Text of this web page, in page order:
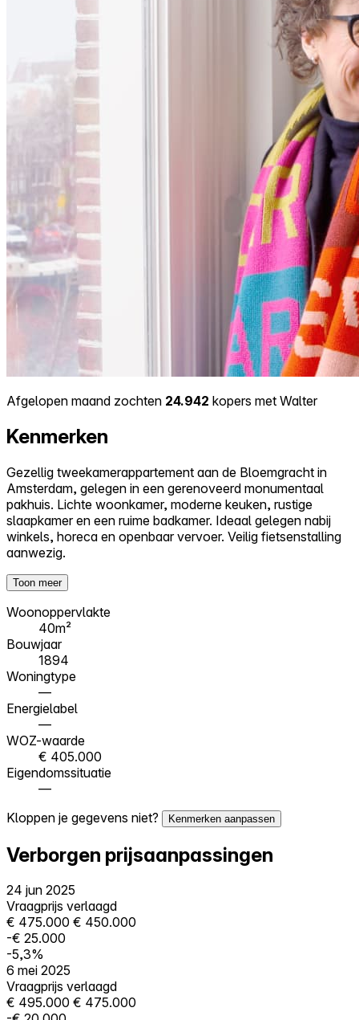
Afgelopen maand zochten 24.942 kopers met Walter
Kenmerken
Gezellig tweekamerappartement aan de Bloemgracht in
Amsterdam, gelegen in een gerenoveerd monumentaal
pakhuis. Lichte woonkamer, moderne keuken, rustige
slaapkamer en een ruime badkamer. Ideaal gelegen nabij
winkels, horeca en openbaar vervoer. Veilig fietsenstalling
aanwezig.
Toon meer
Woonoppervlakte
40m²
Bouwjaar
1894
Woningtype
—
Energielabel
—
WOZ-waarde
€ 405.000
Eigendomssituatie
—
Kloppen je gegevens niet?
Kenmerken aanpassen
Verborgen prijsaanpassingen
24 jun 2025
Vraagprijs verlaagd
€ 475.000 € 450.000
-€ 25.000
-5,3%
6 mei 2025
Vraagprijs verlaagd
€ 495.000 € 475.000